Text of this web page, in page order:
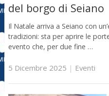
del borgo di Seiano
Il Natale arriva a Seiano con
tradizioni: sta per aprire le
evento che, per due fine …
5 Dicembre 2025 | Eventi